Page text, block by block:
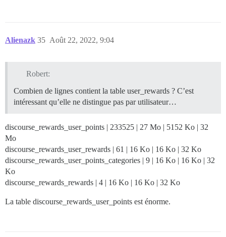
Alienazk Août 22, 2022, 9:04
35
Robert:
Combien de lignes contient la table user_rewards ? C’est
intéressant qu’elle ne distingue pas par utilisateur…
discourse_rewards_user_points | 233525 | 27 Mo | 5152 Ko | 32
Mo
discourse_rewards_user_rewards | 61 | 16 Ko | 16 Ko | 32 Ko
discourse_rewards_user_points_categories | 9 | 16 Ko | 16 Ko | 32
Ko
discourse_rewards_rewards | 4 | 16 Ko | 16 Ko | 32 Ko
La table discourse_rewards_user_points est énorme.